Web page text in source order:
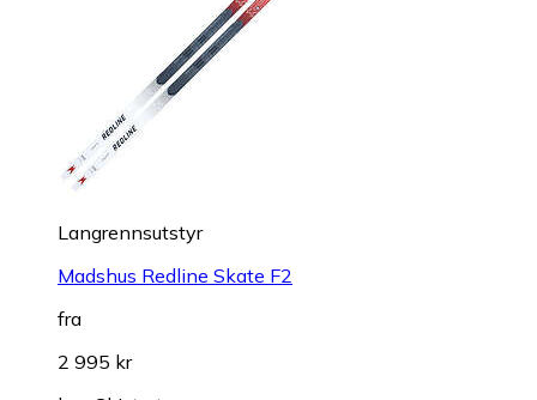
Langrennsutstyr
Madshus Redline Skate F2
fra
2 995 kr